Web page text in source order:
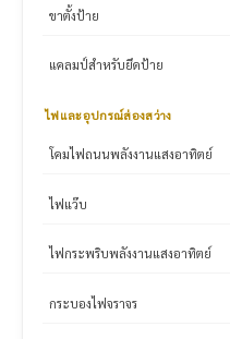
ขาตั้งป้าย
แคลมป์สำหรับยึดป้าย
ไฟและอุปกรณ์ส่องสว่าง
โคมไฟถนนพลังงานแสงอาทิตย์
ไฟแว๊บ
ไฟกระพริบพลังงานแสงอาทิตย์
กระบองไฟจราจร